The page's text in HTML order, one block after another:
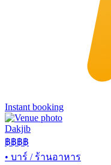
Instant booking
Dakjib
฿฿฿฿
• บาร์ / ร้านอาหาร